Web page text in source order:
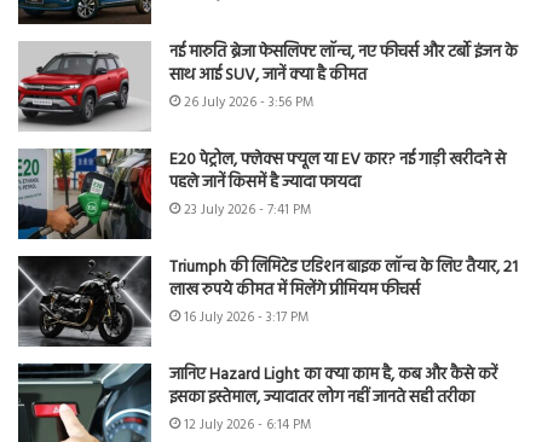
नई मारुति ब्रेजा फेसलिफ्ट लॉन्च, नए फीचर्स और टर्बो इंजन के
साथ आई SUV, जानें क्या है कीमत
26 July 2026 - 3:56 PM
E20 पेट्रोल, फ्लेक्स फ्यूल या EV कार? नई गाड़ी खरीदने से
पहले जानें किसमें है ज्यादा फायदा
23 July 2026 - 7:41 PM
Triumph की लिमिटेड एडिशन बाइक लॉन्च के लिए तैयार, 21
लाख रुपये कीमत में मिलेंगे प्रीमियम फीचर्स
16 July 2026 - 3:17 PM
जानिए Hazard Light का क्या काम है, कब और कैसे करें
इसका इस्तेमाल, ज्यादातर लोग नहीं जानते सही तरीका
12 July 2026 - 6:14 PM